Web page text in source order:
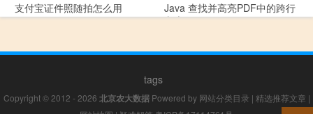
支付宝证件照随拍怎么用
Java 查找并高亮PDF中的跨行
文本
tags
Copyright © 2012 - 2026 北京农大数据Powered by 网站分类目录 | 精选推荐文章 |